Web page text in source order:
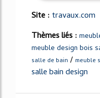
Site : travaux.com
Thèmes liés :
meuble design bois
salle de bain / meuble
salle bain design